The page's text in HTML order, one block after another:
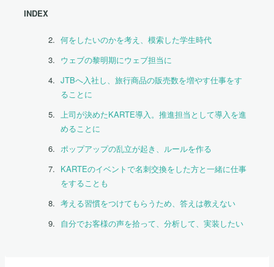
INDEX
何をしたいのかを考え、模索した学生時代
ウェブの黎明期にウェブ担当に
JTBへ入社し、旅行商品の販売数を増やす仕事をす
ることに
上司が決めたKARTE導入。推進担当として導入を進
めることに
ポップアップの乱立が起き、ルールを作る
KARTEのイベントで名刺交換をした方と一緒に仕事
をすることも
考える習慣をつけてもらうため、答えは教えない
自分でお客様の声を拾って、分析して、実装したい